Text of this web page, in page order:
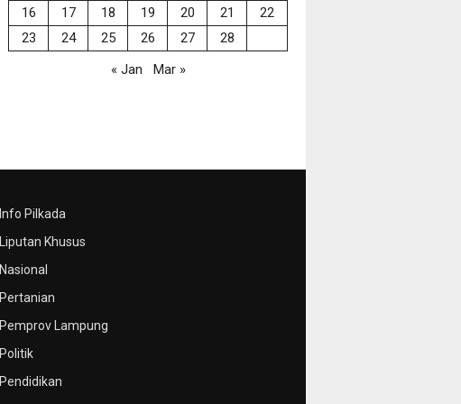
16
17 18 19 20 21
22
23
24 25 26 27
28
« Jan
Mar »
Info Pilkada
Liputan Khusus
Nasional
Pertanian
Pemprov Lampung
Politik
Pendidikan